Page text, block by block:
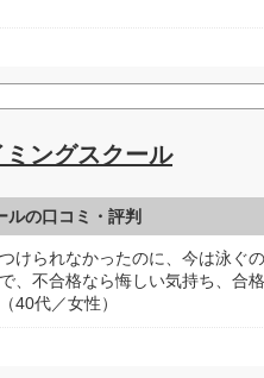
ングスクール
ルの口コミ・評判
けられなかったのに、今は泳ぐ
、不合格なら悔しい気持ち、合
40代／女性）